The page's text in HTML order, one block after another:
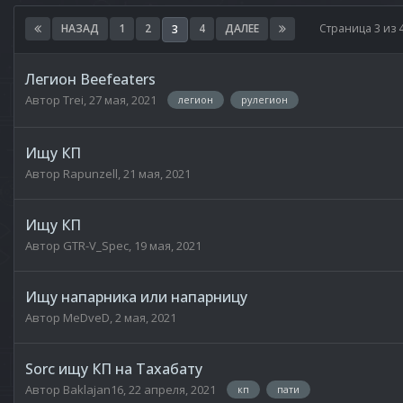
НАЗАД 1 2 3 4 ДАЛЕЕ Страница 3 из
Легион Beefeaters
Автор Trei,27 мая, 2021 легион рулегион
Ищу КП
Автор Rapunzell,21 мая, 2021
Ищу КП
Автор GTR-V_Spec, 19 мая, 2021
Ищу напарника или напарницу
Автор MeDveD,2 мая, 2021
Sorc ищу КП на Тахабату
Автор Baklajan16,22 апреля, 2021 кп пати